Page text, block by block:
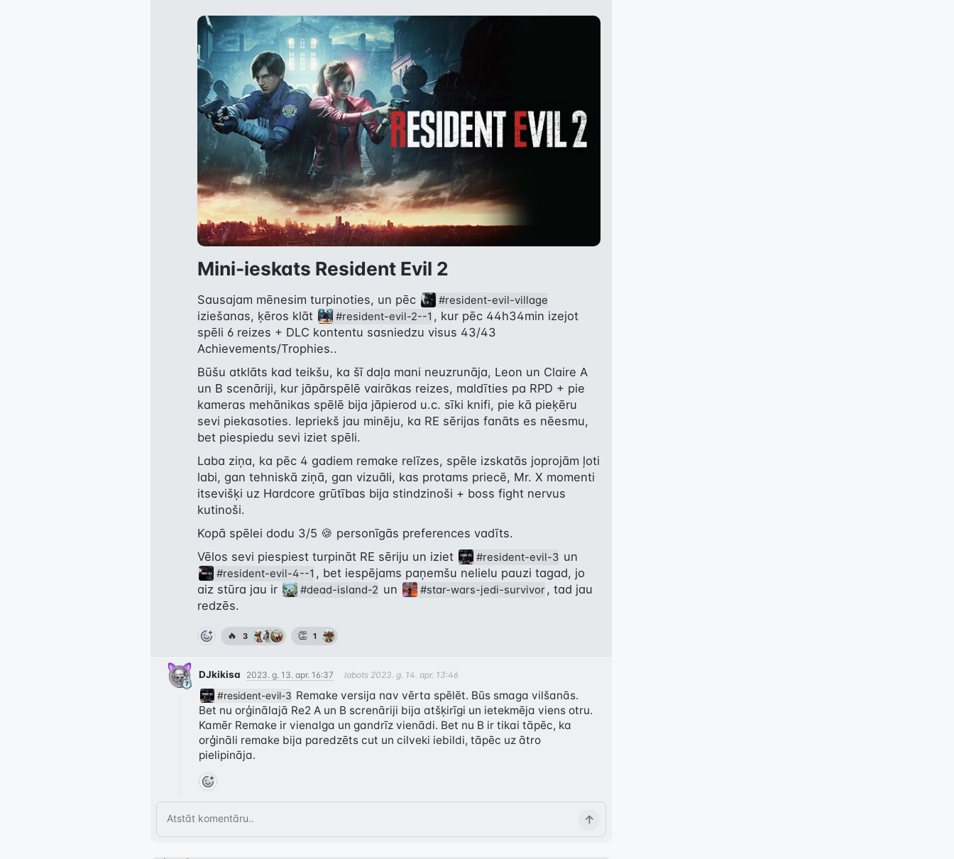
Mini-ieskats Resident Evil 2
Sausajam mēnesim turpinoties, un pēc #resident-evil-village
iziešanas, ķēros klāt #resident-evil-2--1 , kur pēc 44h34min izejot
spēli 6 reizes + DLC kontentu sasniedzu visus 43/43
Achievements/Trophies..
Būšu atklāts kad teikšu, ka šī daļa mani neuzrunāja, Leon un Claire A
un B scenāriji, kur jāpārspēlē vairākas reizes, maldīties pa RPD + pie
kameras mehānikas spēlē bija jāpierod u.c. sīki knifi, pie kā pieķēru
sevi piekasoties. Iepriekš jau minēju, ka RE sērijas fanāts es nēesmu,
bet piespiedu sevi iziet spēli.
Laba ziņa, ka pēc 4 gadiem remake relīzes, spēle izskatās joprojām ļoti
labi, gan tehniskā ziņā, gan vizuāli, kas protams priecē, Mr. X momenti
itsevišķi uz Hardcore grūtības bija stindzinoši + boss fight nervus
kutinoši.
Kopā spēlei dodu 3/5 🍪 personīgās preferences vadīts.
Vēlos sevi piespiest turpināt RE sēriju un iziet
#resident-evil-3 un
#resident-evil-4--1 , bet iespējams paņemšu nelielu pauzi tagad, jo
aiz stūra jau ir
#dead-island-2 un #star-wars-jedi-survivor, tad jau
redzēs.
🔥 3 👏 1
DJkikisa 2023. g. 13. apr. 16:37 labots 2023. g. 14. apr. 13:46
#resident-evil-3 Remake versija nav vērta spēlēt. Būs smaga vilšanās.
Bet nu orģinālajā Re2 A un B screnāriji bija atšķirīgi un ietekmēja viens otru.
Kamēr Remake ir vienalga un gandrīz vienādi. Bet nu B ir tikai tāpēc, ka
orģināli remake bija paredzēts cut un cilveki iebildi, tāpēc uz ātro
pielipināja.